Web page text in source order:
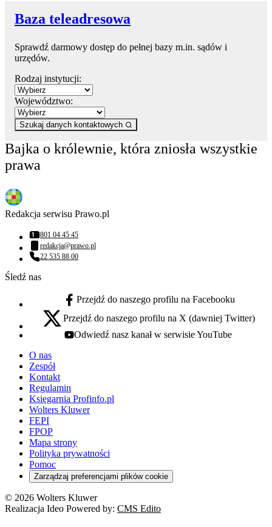
Baza teleadresowa
Sprawdź darmowy dostęp do pełnej bazy m.in. sądów i
urzędów.
Rodzaj instytucji:
Województwo:
Szukaj danych kontaktowych
Bajka o królewnie, która zniosła wszystkie
prawa
Redakcja serwisu Prawo.pl
Numer telefonu:
801 04 45 45
Adres email:
redakcja@prawo.pl
Numer telefonu:
22 535 88 00
Śledź nas
facebook - otwiera się w nowej karcie
Przejdź do naszego profilu na Facebooku
x - otwiera się w nowej karcie
Przejdź do naszego profilu na X (dawniej Twitter)
youtube - otwiera się w nowej karcie
Odwiedź nasz kanał w serwisie YouTube
O nas
Zespół
Kontakt
Regulamin
Księgarnia Profinfo.pl
Wolters Kluwer
FEPI
FPOP
Mapa strony
Polityka prywatności
Pomoc
Zarządzaj preferencjami plików cookie
© 2026 Wolters Kluwer
Realizacja Ideo Powered by: CMS Edito